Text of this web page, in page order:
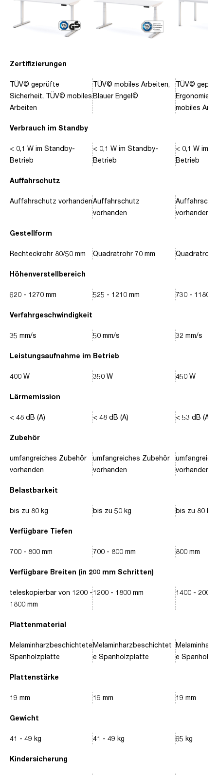
Zertifizierungen
Verbrauch im Standby
Auffahrschutz
Gestellform
Höhenverstellbereich
Verfahrgeschwindigkeit
Leistungsaufnahme im Betrieb
Lärmemission
Zubehör
Belastbarkeit
Verfügbare Tiefen
Verfügbare Breiten (in 200 mm Schritten)
Plattenmaterial
Plattenstärke
Gewicht
Kindersicherung
TÜV© geprüfte
Sicherheit, TÜV© mobiles
Arbeiten
< 0,1 W im Standby-
Betrieb
Auffahrschutz vorhanden
Rechteckrohr 80/50 mm
620 - 1270 mm
35 mm/s
400 W
< 48 dB (A)
umfangreiches Zubehör
vorhanden
bis zu 80 kg
700 - 800 mm
teleskopierbar von 1200 -
1800 mm
Melaminharzbeschichtete
Spanholzplatte
19 mm
41 - 49 kg
TÜV© mobiles Arbeiten,
Blauer Engel©
< 0,1 W im Standby-
Betrieb
Auffahrschutz
vorhanden
Quadratrohr 70 mm
525 - 1210 mm
50 mm/s
350 W
< 48 dB (A)
umfangreiches Zubehör
vorhanden
bis zu 50 kg
700 - 800 mm
1200 - 1800 mm
Melaminharzbeschichtet
e Spanholzplatte
19 mm
41 - 49 kg
TÜV©
Ergonomie,
mobiles
< 0,1 W im
Betrieb
vorhanden
Quadratrohr
730 - 1180
32 mm/s
450 W
< 53 dB (A)
vorhanden
bis zu 80 kg
800 mm
1400 - 2000
e
19 mm
65 kg